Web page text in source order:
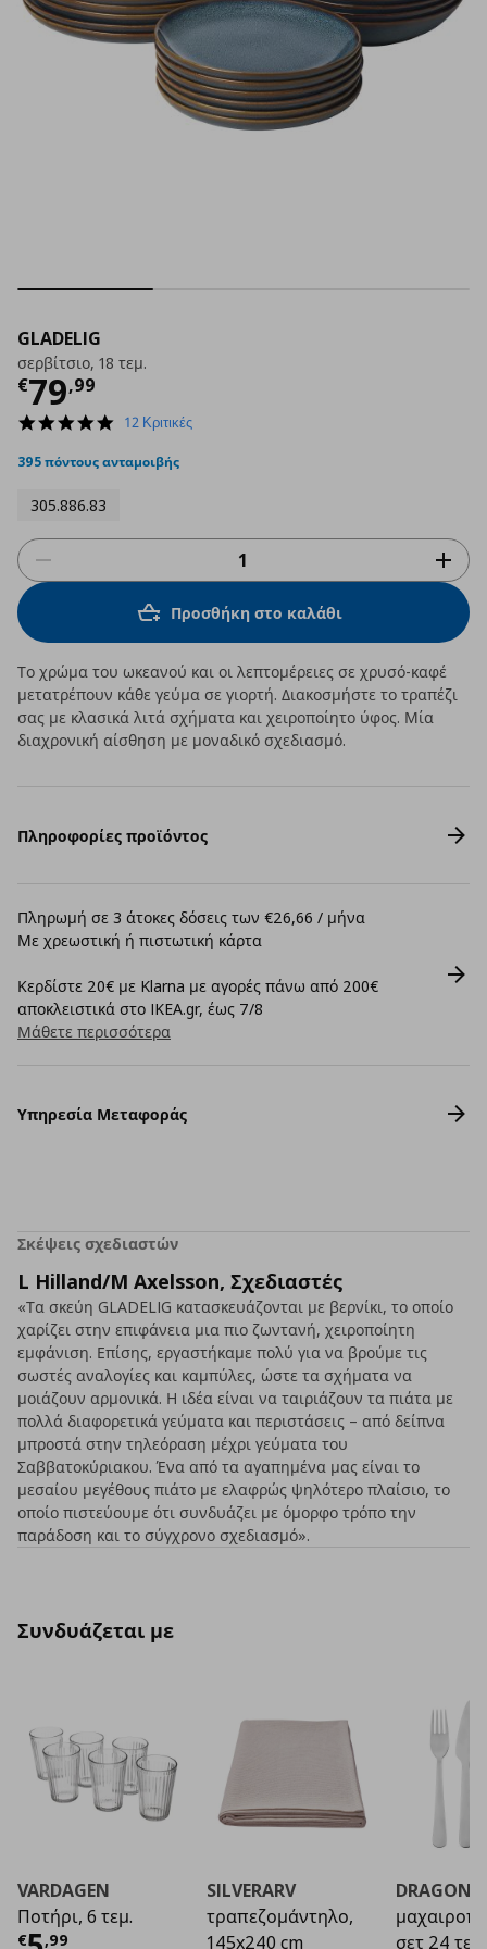
GLADELIG
σερβίτσιο, 18 τεμ.
€79,99
Τρέχουσα τιμή
4.9
rating
12 Κριτικές
395 πόντους ανταμοιβής
305.886.83
Προσθήκη στο καλάθι
Το χρώμα του ωκεανού και οι λεπτομέρειες σε χρυσό-καφέ
μετατρέπουν κάθε γεύμα σε γιορτή. Διακοσμήστε το τραπέζι
σας με κλασικά λιτά σχήματα και χειροποίητο ύφος. Μία
διαχρονική αίσθηση με μοναδικό σχεδιασμό.
Πληροφορίες προϊόντος
Πληρωμή σε 3 άτοκες δόσεις των €26,66 / μήνα
Με χρεωστική ή πιστωτική κάρτα
Κερδίστε 20€ με Klarna με αγορές πάνω από 200€
αποκλειστικά στο IKEA.gr, έως 7/8
Μάθετε περισσότερα
Υπηρεσία Μεταφοράς
Σκέψεις σχεδιαστών
L Hilland/M Axelsson, Σχεδιαστές
«Τα σκεύη GLADELIG κατασκευάζονται με βερνίκι, το οποίο
χαρίζει στην επιφάνεια μια πιο ζωντανή, χειροποίητη
εμφάνιση. Επίσης, εργαστήκαμε πολύ για να βρούμε τις
σωστές αναλογίες και καμπύλες, ώστε τα σχήματα να
μοιάζουν αρμονικά. Η ιδέα είναι να ταιριάζουν τα πιάτα με
πολλά διαφορετικά γεύματα και περιστάσεις – από δείπνα
μπροστά στην τηλεόραση μέχρι γεύματα του
Σαββατοκύριακου. Ένα από τα αγαπημένα μας είναι το
μεσαίου μεγέθους πιάτο με ελαφρώς ψηλότερο πλαίσιο, το
οποίο πιστεύουμε ότι συνδυάζει με όμορφο τρόπο την
παράδοση και το σύγχρονο σχεδιασμό».
Συνδυάζεται με
VARDAGEN
Ποτήρι, 6 τεμ.
€ ,99
SILVERARV
τραπεζομάντηλο,
145x240 cm
DRAGON
σετ 24 τεμ.